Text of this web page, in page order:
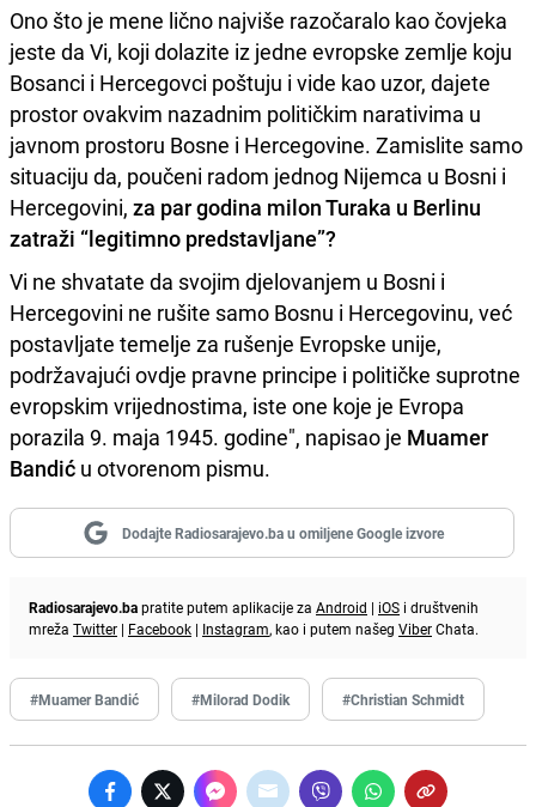
Ono što je mene lično najviše razočaralo kao čovjeka
jeste da Vi, koji dolazite iz jedne evropske zemlje koju
Bosanci i Hercegovci poštuju i vide kao uzor, dajete
prostor ovakvim nazadnim političkim narativima u
javnom prostoru Bosne i Hercegovine. Zamislite samo
situaciju da, poučeni radom jednog Nijemca u Bosni i
Hercegovini, za par godina milon Turaka u Berlinu
zatraži “legitimno predstavljane”?
Vi ne shvatate da svojim djelovanjem u Bosni i
Hercegovini ne rušite samo Bosnu i Hercegovinu, već
postavljate temelje za rušenje Evropske unije,
podržavajući ovdje pravne principe i političke suprotne
evropskim vrijednostima, iste one koje je Evropa
porazila 9. maja 1945. godine", napisao je Muamer
Bandić u otvorenom pismu.
Dodajte Radiosarajevo.ba u omiljene Google izvore
Radiosarajevo.bapratite putem aplikacije za Android | iOS i društvenih
mreža Twitter | Facebook | Instagram, kao i putem našeg ViberChata.
#Muamer Bandić #Milorad Dodik #Christian Schmidt